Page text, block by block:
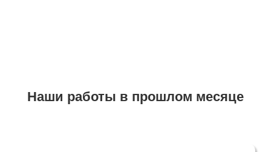
Наши работы в прошлом месяце